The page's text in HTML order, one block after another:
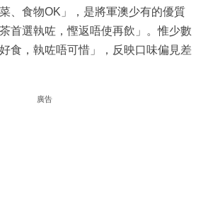
、食物OK」，是將軍澳少有的優質
首選執咗，慳返唔使再飲」。惟少數
食，執咗唔可惜」，反映口味偏見差
廣告